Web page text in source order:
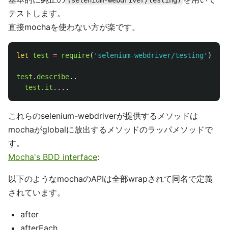
テストします。
直接mochaを使わない方が楽です。
let test = require( ' selenium-webdriver/testing ' )
test . describe..
test . it ....
これらのselenium-webdriverが提供するメソッドは
mochaがglobalに放出するメソッドのラッパメソッドで
す。
Mocha's BDD interface:
以下のようなmochaのAPIは全部wrapされて同名で定義
されています。
after
afterEach